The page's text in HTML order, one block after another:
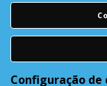
Configuração de